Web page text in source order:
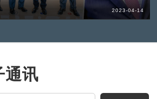
2023-04-14
通讯